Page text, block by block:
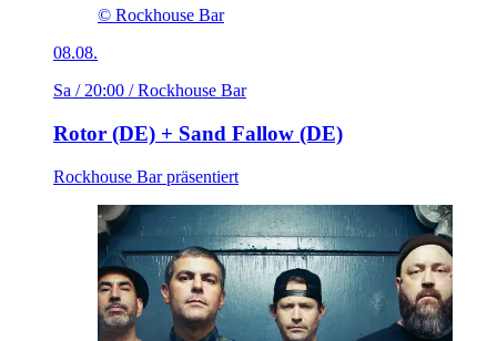
© Rockhouse Bar
08.08.
Sa / 20:00 / Rockhouse Bar
Rotor (DE) + Sand Fallow (DE)
Rockhouse Bar präsentiert